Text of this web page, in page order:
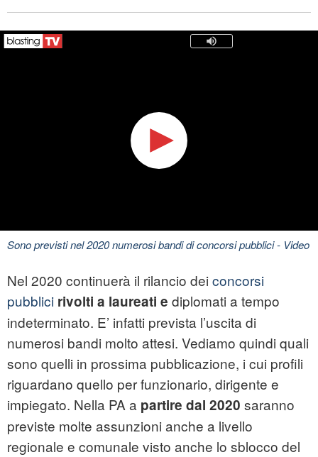
Sono previsti nel 2020 numerosi bandi di concorsi pubblici- Video
Nel 2020 continuerà il rilancio dei concorsi
pubblici rivolti a laureati e diplomati a tempo
indeterminato. E’ infatti prevista l’uscita di
numerosi bandi molto attesi. Vediamo quindi quali
sono quelli in prossima pubblicazione, i cui profili
riguardano quello per funzionario, dirigente e
impiegato. Nella PA a partire dal 2020 saranno
previste molte assunzioni anche a livello
regionale e comunale visto anche lo sblocco del